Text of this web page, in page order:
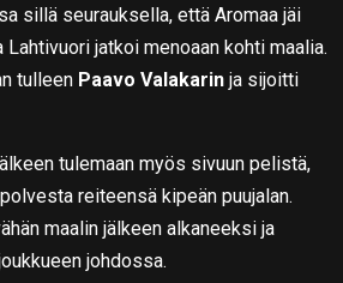
sillä seurauksella, että Aromaa jäi
Lahtivuori jatkoi menoaan kohti maalia.
tulleen Paavo Valakarin ja sijoitti
tulemaan myös sivuun pelistä,
reiteensä kipeän puujalan.
maalin jälkeen alkaneeksi ja
johdossa.